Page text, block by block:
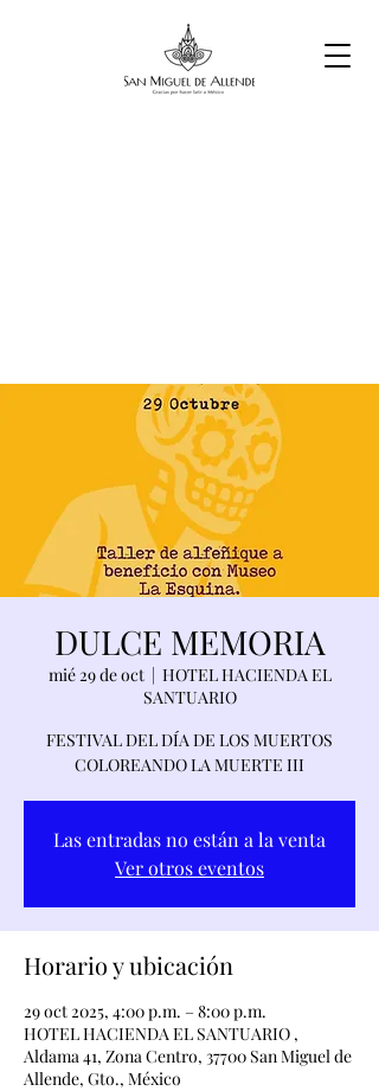
DULCE MEMORIA
mié 29 de oct
  |
HOTEL HACIENDA EL
SANTUARIO
FESTIVAL DEL DÍA DE LOS MUERTOS
COLOREANDO LA MUERTE III
Las entradas no están a la venta
Ver otros eventos
Horario y ubicación
29 oct 2025, 4:00 p.m. – 8:00 p.m.
HOTEL HACIENDA EL SANTUARIO ,
Aldama 41, Zona Centro, 37700 San Miguel de
Allende, Gto., México